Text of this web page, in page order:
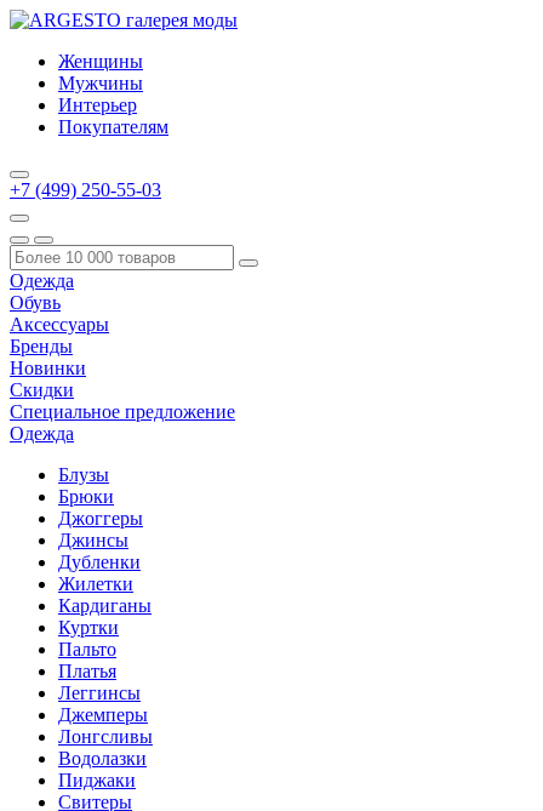
Женщины
Мужчины
Интерьер
Покупателям
+7 (499) 250-55-03
Одежда
Обувь
Аксессуары
Бренды
Новинки
Скидки
Специальное предложение
Одежда
Блузы
Брюки
Джоггеры
Джинсы
Дубленки
Жилетки
Кардиганы
Куртки
Пальто
Платья
Леггинсы
Джемперы
Лонгсливы
Водолазки
Пиджаки
Свитеры